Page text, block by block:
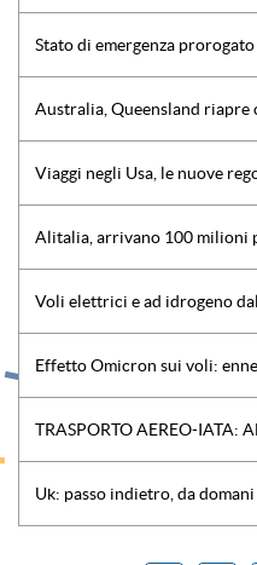
Effetto Omicron sui voli: